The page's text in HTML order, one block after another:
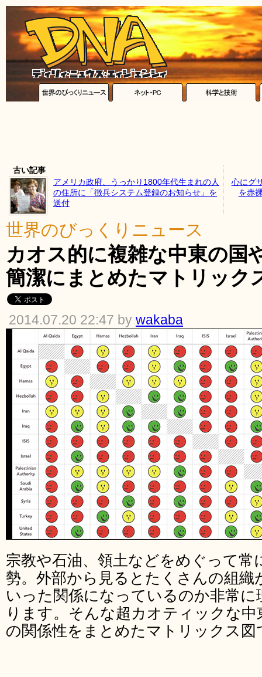
古い記事
アメリカ政府、うっかり1800年代生まれの人
の住所に「徴兵システム登録のお知らせ」を
送付
心にグ
を赤
世界のびっくりニュース
カオス的に複雑な中東の国
簡潔にまとめたマトリック
2014.07.20 22:47 by wakaba
宗教や石油、領土などをめぐって常
勢。外部から見るとたくさんの組
いった関係になっているのか非常
ります。そんな超カオティックな
の関係性をまとめたマトリックス図